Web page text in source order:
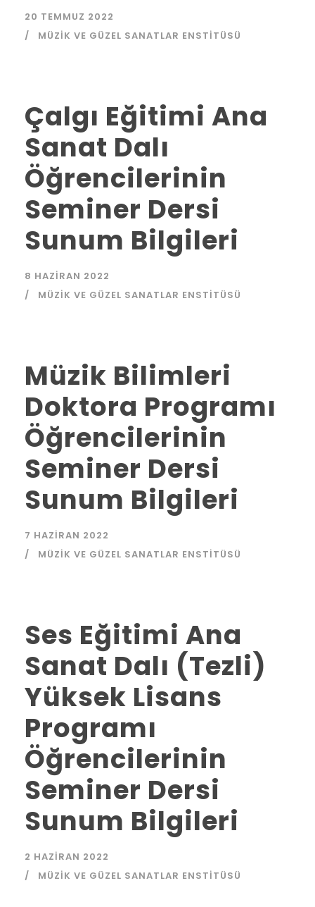
20 TEMMUZ 2022
MÜZIK VE GÜZEL SANATLAR ENSTITÜSÜ
Çalgı Eğitimi Ana
Sanat Dalı
Öğrencilerinin
Seminer Dersi
Sunum Bilgileri
8 HAZIRAN 2022
MÜZIK VE GÜZEL SANATLAR ENSTITÜSÜ
Müzik Bilimleri
Doktora Programı
Öğrencilerinin
Seminer Dersi
Sunum Bilgileri
7 HAZIRAN 2022
MÜZIK VE GÜZEL SANATLAR ENSTITÜSÜ
Ses Eğitimi Ana
Sanat Dalı (Tezli)
Yüksek Lisans
Programı
Öğrencilerinin
Seminer Dersi
Sunum Bilgileri
2 HAZIRAN 2022
MÜZIK VE GÜZEL SANATLAR ENSTITÜSÜ